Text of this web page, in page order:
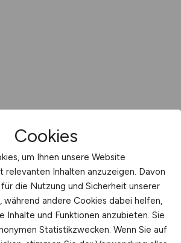
Cookies
um Ihnen unsere Website
relevanten Inhalten anzuzeigen. Davon
die Nutzung und Sicherheit unserer
andere Cookies dabei helfen,
Inhalte und Funktionen anzubieten. Sie
Statistikzwecken. Wenn Sie auf